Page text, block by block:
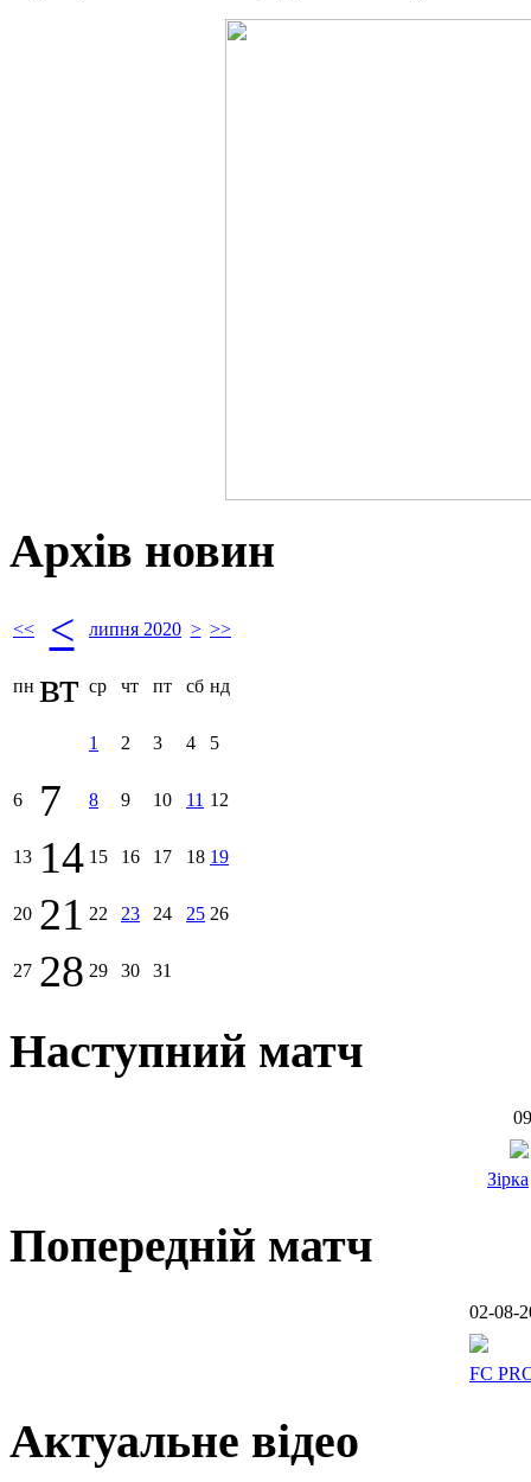
Архів новин
<< < липня 2020 > >>
пн вт ср чт пт сб нд
1 2 3 4 5
6 7 8 9 10 11 12
13 14 15 16 17 18 19
20 21 22 23 24 25 26
27 28 29 30 31
Наступний матч
Зірка
Попередній матч
02-08-
FC
Актуальне відео